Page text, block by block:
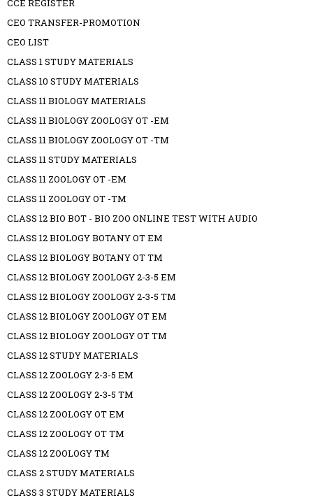
CCE REGISTER
CEO TRANSFER-PROMOTION
CEO LIST
CLASS 1 STUDY MATERIALS
CLASS 10 STUDY MATERIALS
CLASS 11 BIOLOGY MATERIALS
CLASS 11 BIOLOGY ZOOLOGY OT -EM
CLASS 11 BIOLOGY ZOOLOGY OT -TM
CLASS 11 STUDY MATERIALS
CLASS 11 ZOOLOGY OT -EM
CLASS 11 ZOOLOGY OT -TM
CLASS 12 BIO BOT - BIO ZOO ONLINE TEST WITH AUDIO
CLASS 12 BIOLOGY BOTANY OT EM
CLASS 12 BIOLOGY BOTANY OT TM
CLASS 12 BIOLOGY ZOOLOGY 2-3-5 EM
CLASS 12 BIOLOGY ZOOLOGY 2-3-5 TM
CLASS 12 BIOLOGY ZOOLOGY OT EM
CLASS 12 BIOLOGY ZOOLOGY OT TM
CLASS 12 STUDY MATERIALS
CLASS 12 ZOOLOGY 2-3-5 EM
CLASS 12 ZOOLOGY 2-3-5 TM
CLASS 12 ZOOLOGY OT EM
CLASS 12 ZOOLOGY OT TM
CLASS 12 ZOOLOGY TM
CLASS 2 STUDY MATERIALS
CLASS 3 STUDY MATERIALS